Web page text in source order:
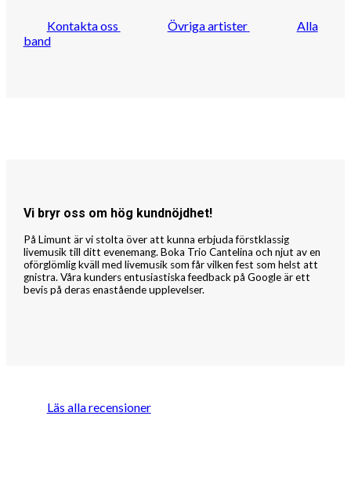
Kontakta oss Övriga artister
Alla
band
Vi bryr oss om hög kundnöjdhet!
På Limunt är vi stolta över att kunna erbjuda förstklassig
livemusik till ditt evenemang. Boka Trio Cantelina och njut av en
oförglömlig kväll med livemusik som får vilken fest som helst att
gnistra. Våra kunders entusiastiska feedback på Google är ett
bevis på deras enastående upplevelser.
Läs alla recensioner